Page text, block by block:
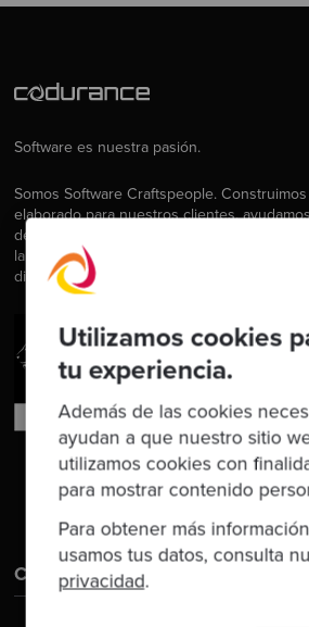
Utilizamos cookies
tu experiencia.
Además de las cookies
ayudan a que nuestro sitio
utilizamos cookies con
para mostrar contenido
Para obtener más
usamos tus datos, consulta
privacidad.
Software es nuestra pasión.
Somos Software Craftspeople.
elaborado para nuestros clientes,
desarrolladores/as a mejorar en su oficio a
la orientación y la tutoría. Ayudamos a las
distribución de software.
Contáctanos